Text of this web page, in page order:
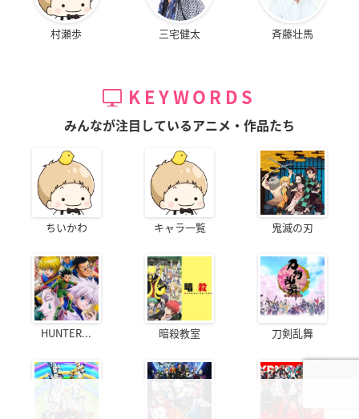
村瀬歩 三宅健太 斉藤壮馬
KEYWORDS
みんなが注目しているアニメ・作品たち
ちいかわ キャラ一覧 鬼滅の刃
HUNTER... 暗殺教室 刀剣乱舞